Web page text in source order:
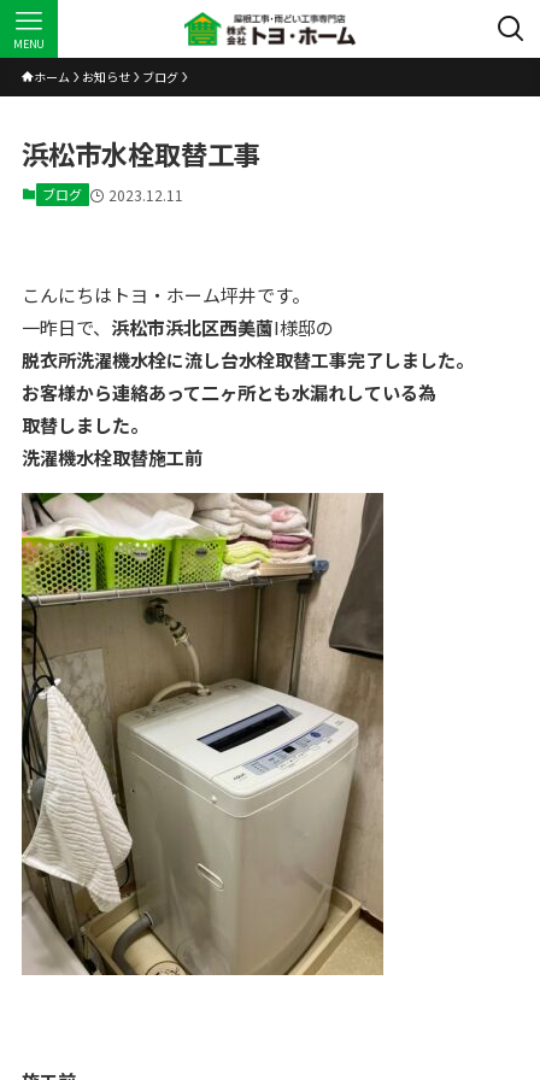
MENU
ホーム お知らせ ブログ
浜松市水栓取替工事
ブログ 2023.12.11
こんにちはトヨ・ホーム坪井です。
一昨日で、 浜松市浜北区西美薗I様邸の
脱衣所洗濯機水栓に流し台水栓取替工事完了しました。
お客様から連絡あって二ヶ所とも水漏れしている為
取替しました。
洗濯機水栓取替施工前